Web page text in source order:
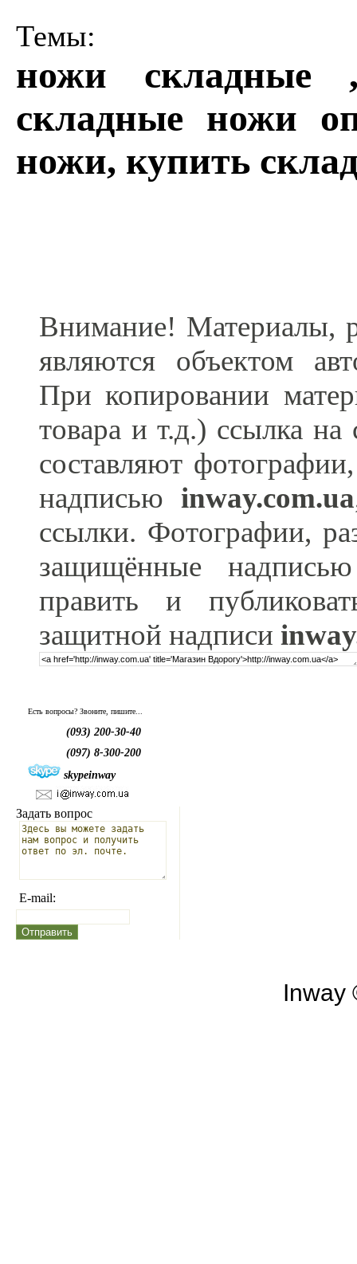
Темы:
ножи складные
складные ножи
ножи, купить
Внимание! Материалы,
являются объектом
При копировании
товара и т.д.) ссылка на
составляют
надписью inway.com.ua
ссылки. Фотографии,
защищённые
править и
защитной надписи
Есть вопросы? Звоните, пишите...
(093) 200-30-40
(097) 8-300-200
skypeinway
Задать вопрос
E-mail:
Inway